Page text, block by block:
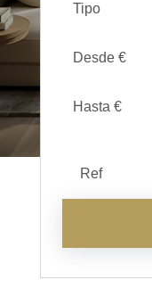
Tipo